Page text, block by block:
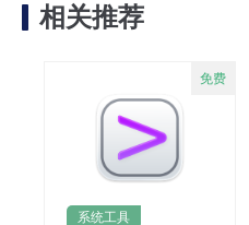
相关推荐
系统工具